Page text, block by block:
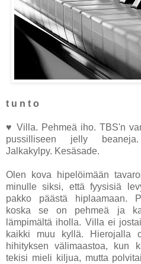
t u n t o
♥ Villa. Pehmeä iho. TBS'n
pussilliseen jelly
Jalkakylpy. Kesäsade.
Olen kova hipelöimään
minulle siksi, että fyysisiä
pakko päästä hiplaamaan.
koska se on pehmeä ja
lämpimältä iholla. Villa ei
kaikki muu kyllä. Hierojalla
hihityksen välimaastoa, kun
tekisi mieli kiljua, mutta